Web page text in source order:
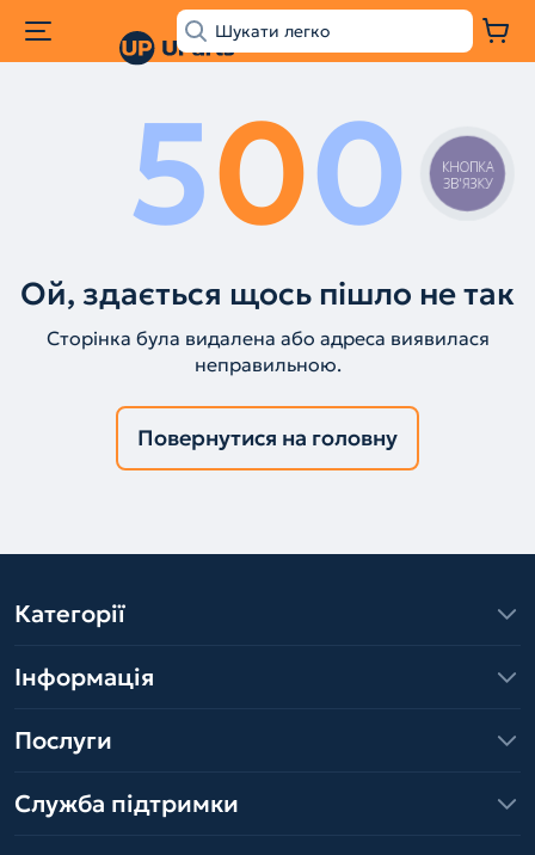
500
Ой, здається щось пішло не так
Сторінка була видалена або адреса виявилася
неправильною.
Повернутися на головну
Категорії
Інформація
Послуги
Служба підтримки
КНОПКА
ЗВ'ЯЗКУ